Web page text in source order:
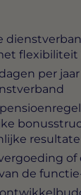
per
of
de